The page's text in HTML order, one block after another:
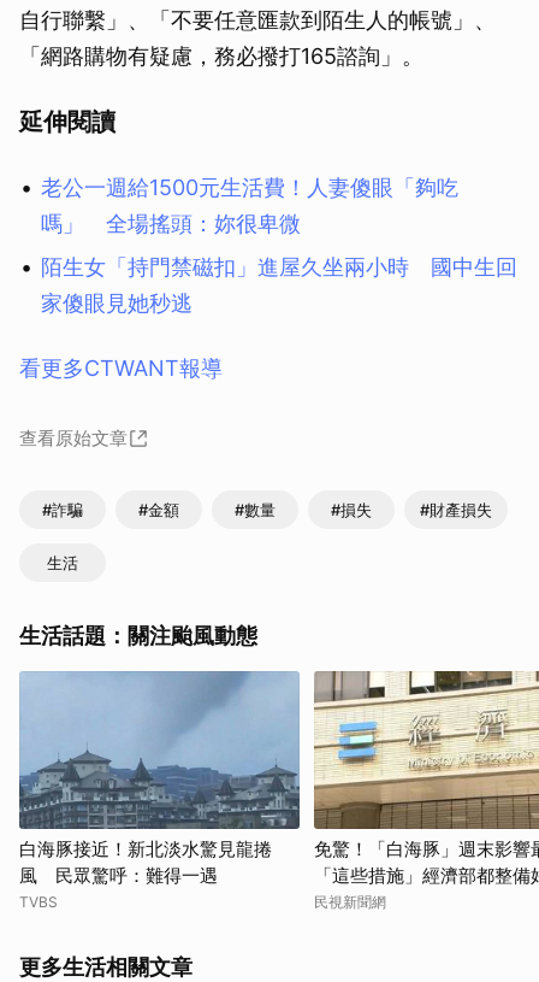
自行聯繫」、「不要任意匯款到陌生人的帳號」、
「網路購物有疑慮，務必撥打165諮詢」。
延伸閱讀
老公一週給1500元生活費！人妻傻眼「夠吃
嗎」 全場搖頭：妳很卑微
陌生女「持門禁磁扣」進屋久坐兩小時 國中生回
家傻眼見她秒逃
看更多CTWANT報導
查看原始文章
#詐騙 #金額 #數量 #損失 #財產損失
生活
生活話題：關注颱風動態
白海豚接近！新北淡水驚見龍捲
風 民眾驚呼：難得一遇
TVBS
免驚！「白海豚」週末影
「這些措施」經濟部都整備
民視新聞網
更多生活相關文章